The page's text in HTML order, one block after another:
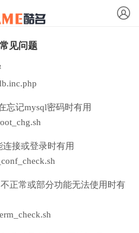
见问题
忘记mysql密码时有用
接或登录时有用
正常或部分功能无法使用时有